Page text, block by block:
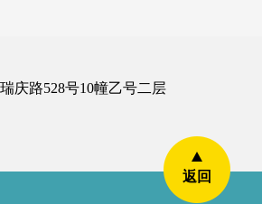
庆路528号10幢乙号二层
返回